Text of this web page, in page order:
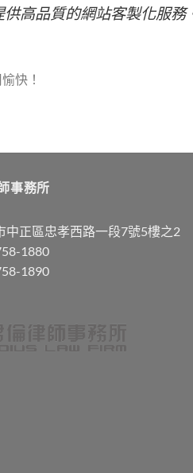
高品質的網站客製化服務
快！
事務所
中正區忠孝西路一段7號5樓之2
1880
1890